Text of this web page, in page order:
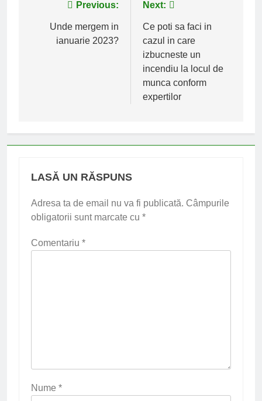
NavigarePrevious:
Unde mergem in
ianuarie 2023?
Next:
Ce poti sa faci in
cazul in care
izbucneste un
incendiu la locul de
munca conform
expertilor
LASĂ UN RĂSPUNS
Adresa ta de email nu va fi publicată. Câmpurile
obligatorii sunt marcate cu *
Comentariu *
Nume *